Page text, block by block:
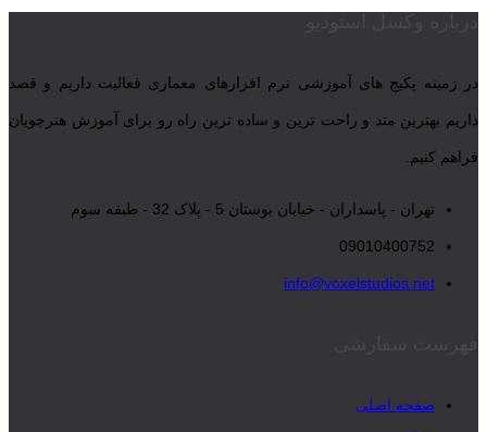
در زمینه پکیج های آموزشی نرم افزارهای معماری فعالیت داریم و قصد
داریم بهترین متد و راحت ترین و ساده ترین راه رو برای آموزش هنرجویان
فراهم کنیم.
تهران - پاسداران - خیابان بوستان 5 - پلاک 32 - طبقه سوم
09010400752
info@voxelstudios.net
صفحه اصلی